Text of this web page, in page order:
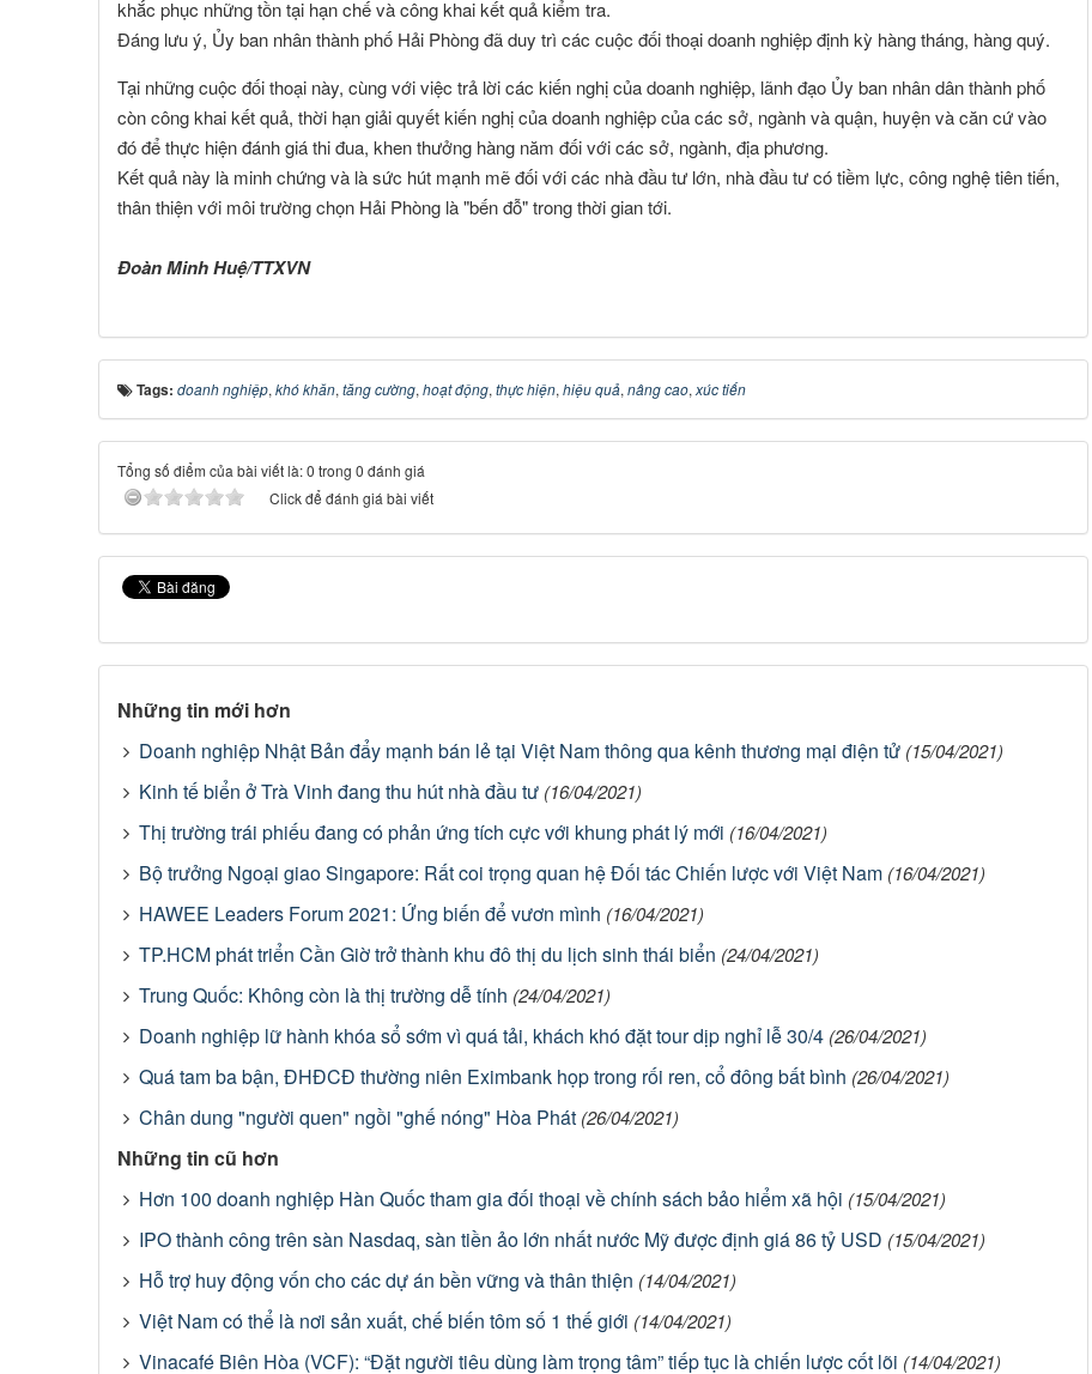
khắc phục những tồn tại hạn chế và công khai kết quả kiểm tra.
Đáng lưu ý, Ủy ban nhân thành phố Hải Phòng đã duy trì các cuộc đối thoại doanh nghiệp định kỳ hàng tháng, hàng quý.
Tại những cuộc đối thoại này, cùng với việc trả lời các kiến nghị của doanh nghiệp, lãnh đạo Ủy ban nhân dân thành phố
còn công khai kết quả, thời hạn giải quyết kiến nghị của doanh nghiệp của các sở, ngành và quận, huyện và căn cứ vào
đó để thực hiện đánh giá thi đua, khen thưởng hàng năm đối với các sở, ngành, địa phương.
Kết quả này là minh chứng và là sức hút mạnh mẽ đối với các nhà đầu tư lớn, nhà đầu tư có tiềm lực, công nghệ tiên tiến,
thân thiện với môi trường chọn Hải Phòng là "bến đỗ" trong thời gian tới.
Đoàn Minh Huệ/TTXVN
Tags: doanh nghiệp, khó khăn, tăng cường, hoạt động, thực hiện, hiệu quả, nâng cao, xúc tiến
Tổng số điểm của bài viết là: 0 trong 0 đánh giá
Click để đánh giá bài viết
Những tin mới hơn
Doanh nghiệp Nhật Bản đẩy mạnh bán lẻ tại Việt Nam thông qua kênh thương mại điện tử (15/04/2021)
Kinh tế biển ở Trà Vinh đang thu hút nhà đầu tư (16/04/2021)
Thị trường trái phiếu đang có phản ứng tích cực với khung phát lý mới (16/04/2021)
Bộ trưởng Ngoại giao Singapore: Rất coi trọng quan hệ Đối tác Chiến lược với Việt Nam (16/04/2021)
HAWEE Leaders Forum 2021: Ứng biến để vươn mình (16/04/2021)
TP.HCM phát triển Cần Giờ trở thành khu đô thị du lịch sinh thái biển (24/04/2021)
Trung Quốc: Không còn là thị trường dễ tính (24/04/2021)
Doanh nghiệp lữ hành khóa sổ sớm vì quá tải, khách khó đặt tour dịp nghỉ lễ 30/4 (26/04/2021)
Quá tam ba bận, ĐHĐCĐ thường niên Eximbank họp trong rối ren, cổ đông bất bình (26/04/2021)
Chân dung "người quen" ngồi "ghế nóng" Hòa Phát (26/04/2021)
Những tin cũ hơn
Hơn 100 doanh nghiệp Hàn Quốc tham gia đối thoại về chính sách bảo hiểm xã hội (15/04/2021)
IPO thành công trên sàn Nasdaq, sàn tiền ảo lớn nhất nước Mỹ được định giá 86 tỷ USD (15/04/2021)
Hỗ trợ huy động vốn cho các dự án bền vững và thân thiện (14/04/2021)
Việt Nam có thể là nơi sản xuất, chế biến tôm số 1 thế giới (14/04/2021)
Vinacafé Biên Hòa (VCF): “Đặt người tiêu dùng làm trọng tâm” tiếp tục là chiến lược cốt lõi (14/04/2021)